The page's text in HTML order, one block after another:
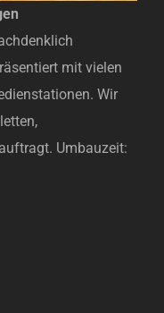
mit vielen
Wir
Umbauzeit: